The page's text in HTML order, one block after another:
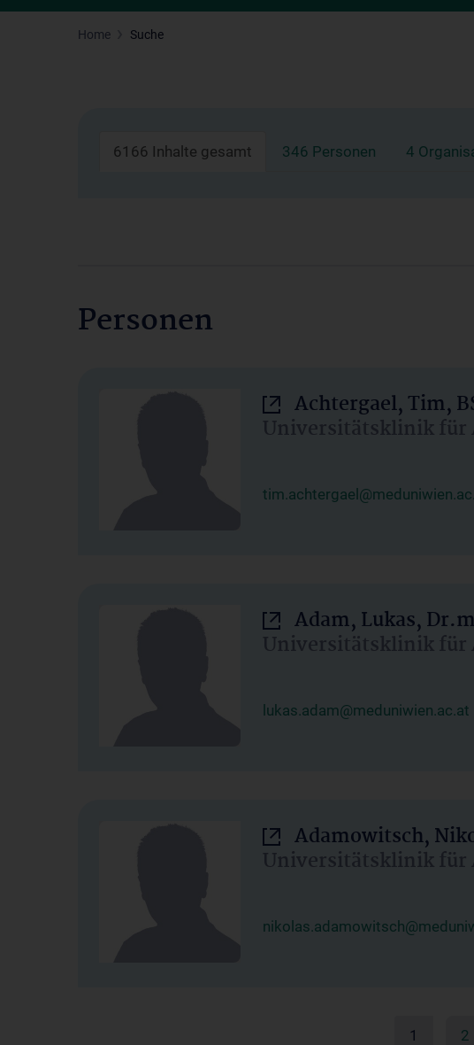
Home Suche
6166 Inhalte gesamt 346 Personen 4
Personen
Achtergael, Tim,
Universitätsklinik für
Adam, Lukas,
Universitätsklinik für
lukas.adam@meduniwien.ac.at
Adamowitsch,
Universitätsklinik für
1 2